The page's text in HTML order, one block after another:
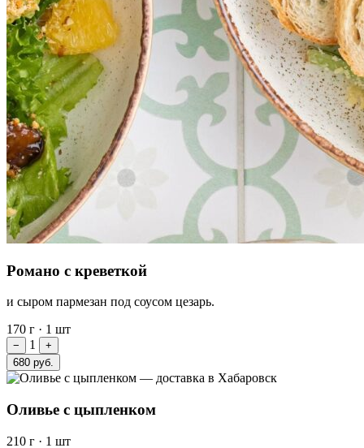
Романо с креветкой
и сыром пармезан под соусом цезарь.
170 г · 1 шт
− 1
+
680 руб.
Оливье с цыпленком
210 г · 1 шт